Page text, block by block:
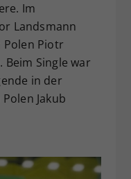
Im
Landsmann
Piotr
Beim Single war
in der
Jakub